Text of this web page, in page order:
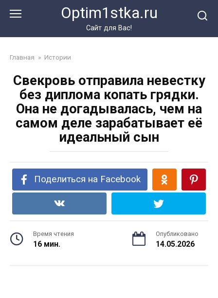
Optim1stka.ru
Сайт для Вас!
Главная » Истории
Свекровь отправила невестку
без диплома копать грядки.
Она не догадывалась, чем на
самом деле зарабатывает её
идеальный сын
Поделиться на Facebook
Время чтения
16 мин.
Опубликовано
14.05.2026